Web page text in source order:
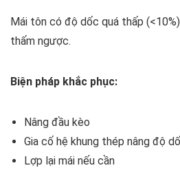
Mái tôn có độ dốc quá thấp
thấm ngược.
Biện pháp khắc phục:
Nâng đầu kèo
Gia cố hệ khung thép nâng độ
Lợp lại mái nếu cần